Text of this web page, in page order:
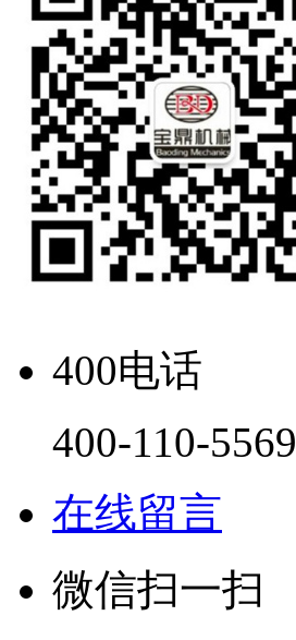
400电话
400-110-5569
在线留言
微信扫一扫